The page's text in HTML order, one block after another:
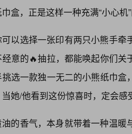
盒，正是这样一种充满“小心机
以选择一张印有两只小熊手牵
意的🔥抽拉，都能唤起你们
选一款独一无二的小熊纸巾
她/他看到这份惊喜时，定会感
油的香气，本身就带着一种温